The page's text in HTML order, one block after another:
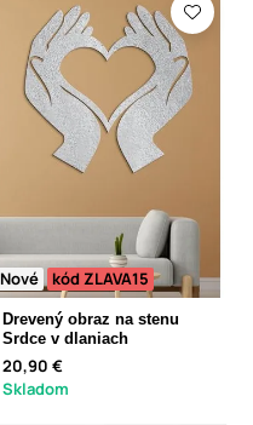
Nové kód ZLAVA15
Drevený obraz na stenu
Srdce v dlaniach
20,90 €
Skladom